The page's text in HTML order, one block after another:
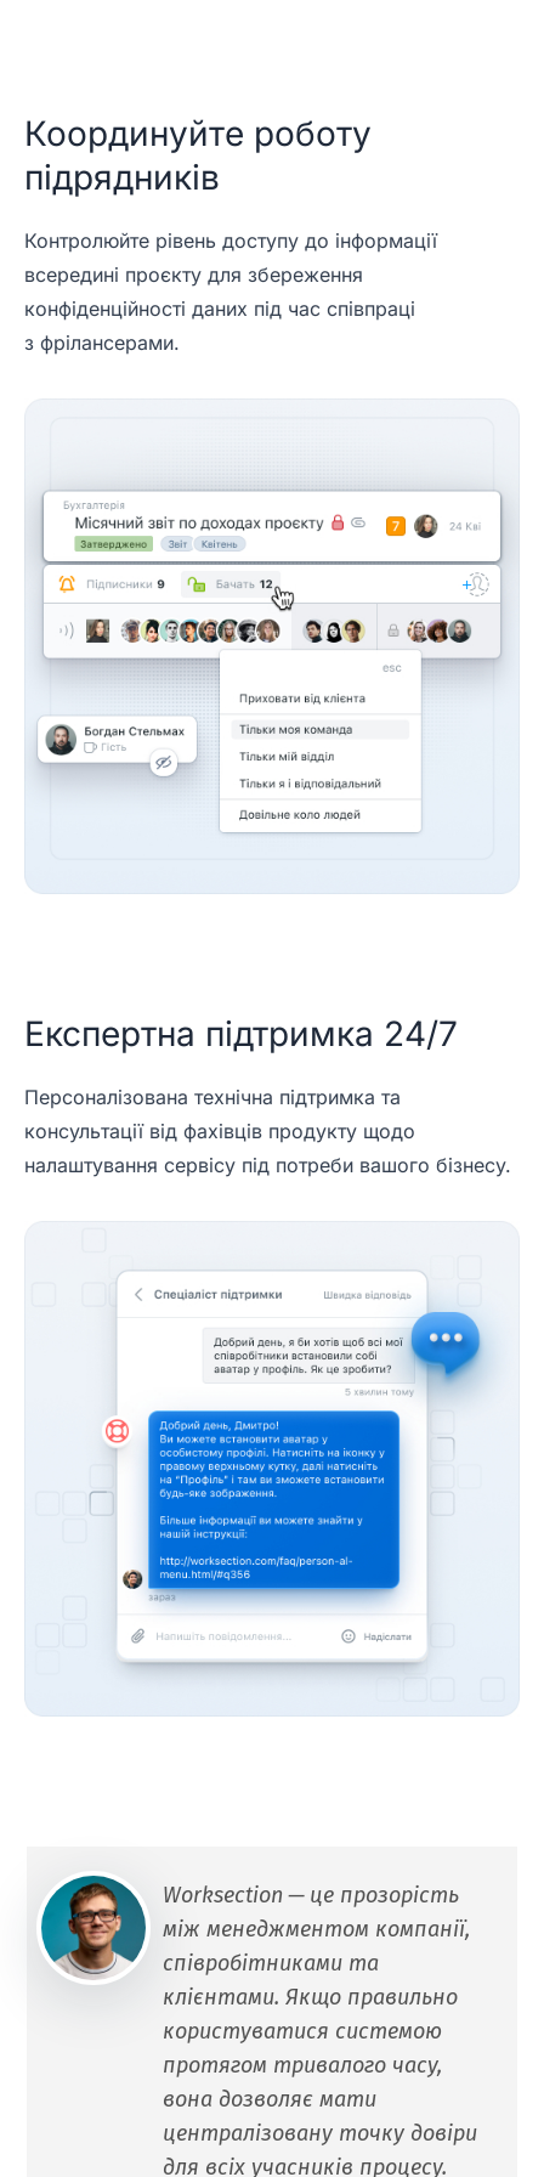
Координуйте роботу
підрядників
Контролюйте рівень доступу до інформації
всередині проєкту для збереження
конфіденційності даних під час співпраці
з фрілансерами.
Експертна підтримка 24/7
Персоналізована технічна підтримка та
консультації від фахівців продукту щодо
налаштування сервісу під потреби вашого бізнесу.
Worksection — це прозорість
між менеджментом компанії,
співробітниками та
клієнтами. Якщо правильно
користуватися системою
протягом тривалого часу,
вона дозволяє мати
централізовану точку довіри
для всіх учасників процесу.